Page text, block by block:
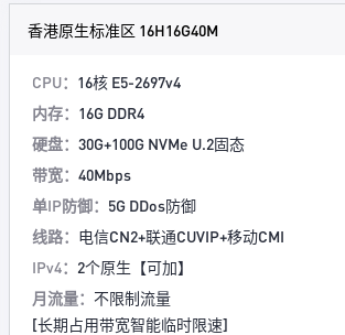
香港原生标准区 16H16G40M
CPU： 16核 E5-2697v4
内存： 16G DDR4
硬盘： 30G+100G NVMe U.2固态
带宽： 40Mbps
单IP防御： 5G DDos防御
线路： 电信CN2+联通CUVIP+移动CMI
IPv4： 2个原生【可加】
月流量： 不限制流量
[长期占用带宽智能临时限速]